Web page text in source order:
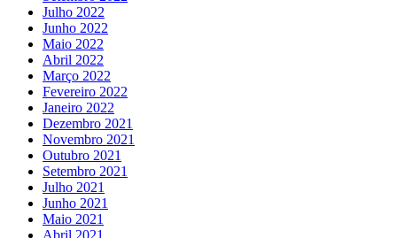
Julho 2022
Junho 2022
Maio 2022
Abril 2022
Março 2022
Fevereiro 2022
Janeiro 2022
Dezembro 2021
Novembro 2021
Outubro 2021
Setembro 2021
Julho 2021
Junho 2021
Maio 2021